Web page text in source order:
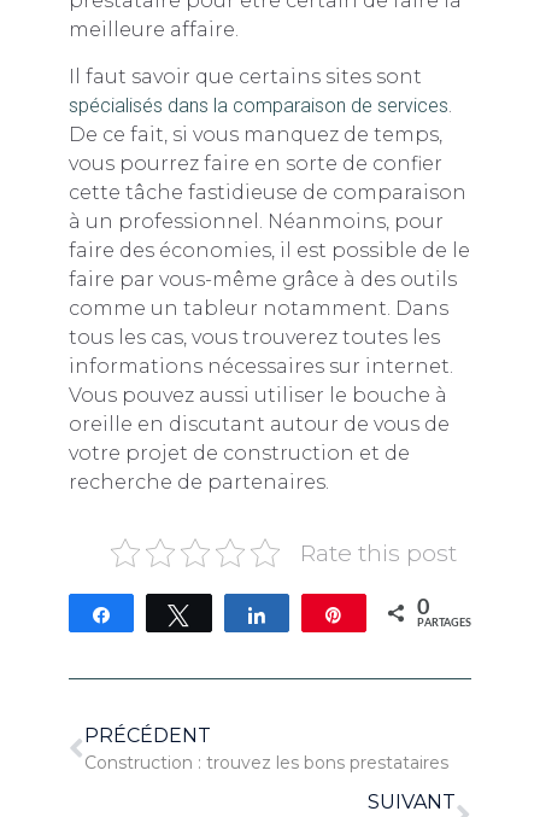
meilleure affaire.
Il faut savoir que certains sites sont
spécialisés dans la comparaison de services
De ce fait, si vous manquez de temps,
vous pourrez faire en sorte de confier
cette tâche fastidieuse de comparaison
à un professionnel. Néanmoins, pour
faire des économies, il est possible de le
faire par vous-même grâce à des outils
comme un tableur notamment. Dans
tous les cas, vous trouverez toutes les
informations nécessaires sur internet.
Vous pouvez aussi utiliser le bouche à
oreille en discutant autour de vous de
votre projet de construction et de
recherche de partenaires.
Rate this post
Partagez Tweetez Partagez Épingle 0
PARTAGES
PRÉCÉDENT
Construction : trouvez les bons prestataires
SUIVANT